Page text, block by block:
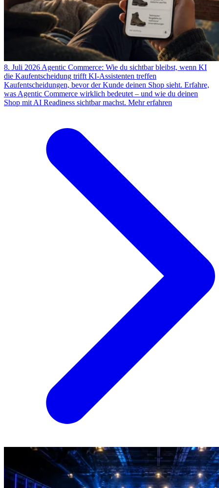
8. Juli 2026 Agentic Commerce: Wie du sichtbar bleibst, wenn KI
die Kaufentscheidung trifft KI-Assistenten treffen
Kaufentscheidungen, bevor der Kunde deinen Shop sieht. Erfahre,
was Agentic Commerce wirklich bedeutet – und wie du deinen
Shop mit AI Readiness sichtbar machst. Mehr erfahren